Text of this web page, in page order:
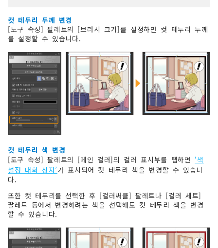
컷 테두리 두께 변경
[도구 속성] 팔레트의 [브러시 크기]를 설정하면 컷 테두리 두께
를 설정할 수 있습니다.
컷 테두리 색 변경
[도구 속성] 팔레트의 [메인 컬러]의 컬러 표시부를 탭하면 ‘색
설정 대화 상자’가 표시되어 컷 테두리 색을 변경할 수 있습니
다.
또한 컷 테두리를 선택한 후 [컬러써클] 팔레트나 [컬러 세트]
팔레트 등에서 변경하려는 색을 선택해도 컷 테두리 색을 변경
할 수 있습니다.